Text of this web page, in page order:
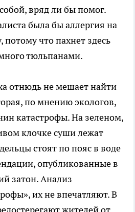
вряд ли бы помог.
была бы аллергия на
что пахнет здесь
тюльпанами.
отнюдь не мешает найти
по мнению экологов,
катастрофы. На зеленом,
клочке суши лежат
стоят по пояс в воде
опубликованные в
затон. Анализ
их не впечатляют. В
жителей от